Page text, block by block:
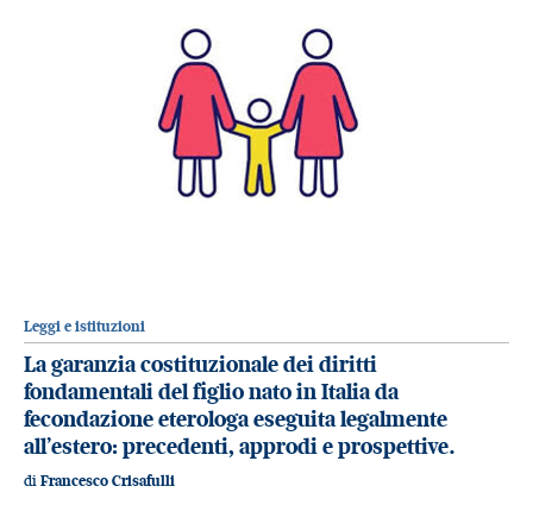
Leggi e istituzioni
La garanzia costituzionale dei diritti
fondamentali del figlio nato in Italia da
fecondazione eterologa eseguita legalmente
all’estero: precedenti, approdi e prospettive.
di Francesco Crisafulli